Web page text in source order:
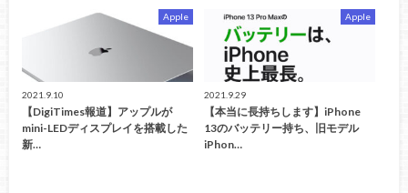
Apple
2021.9.10
【DigiTimes報道】アップルが
mini-LEDディスプレイを搭載した
新…
Apple
2021.9.29
【本当に長持ちします】iPhone
13のバッテリー持ち、旧モデル
iPhon…